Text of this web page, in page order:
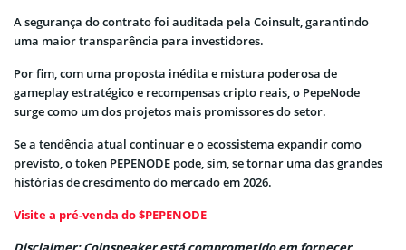
A segurança do contrato foi auditada pela Coinsult, garantindo
uma maior transparência para investidores.
Por fim, com uma proposta inédita e mistura poderosa de
gameplay estratégico e recompensas cripto reais, o PepeNode
surge como um dos projetos mais promissores do setor.
Se a tendência atual continuar e o ecossistema expandir como
previsto, o token PEPENODE pode, sim, se tornar uma das grandes
histórias de crescimento do mercado em 2026.
Visite a pré-venda do $PEPENODE